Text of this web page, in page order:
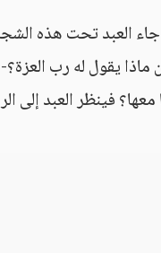
جاء العبد تحت هذه
يقول له رب العزة؟-
فينظر العبد إلى